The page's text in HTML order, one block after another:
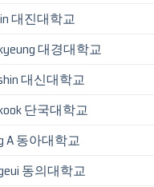
대진대학교
대경대학교
대신대학교
단국대학교
A 동아대학교
동의대학교